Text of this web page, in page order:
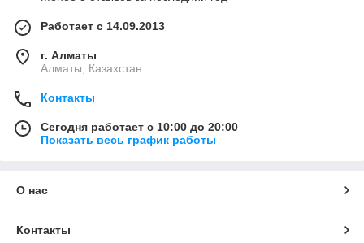
Работает с 14.09.2013
г. Алматы
Алматы, Казахстан
Контакты
Сегодня работает с 10:00 до 20:00
Показать весь график работы
О нас
Контакты